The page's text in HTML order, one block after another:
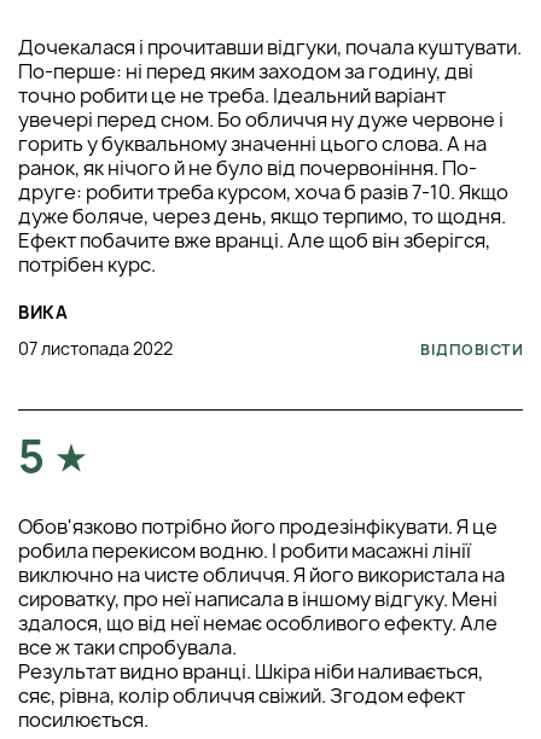
Дочекалася і прочитавши відгуки, почала куштувати.
По-перше: ні перед яким заходом за годину, дві
точно робити це не треба. Ідеальний варіант
увечері перед сном. Бо обличчя ну дуже червоне і
горить у буквальному значенні цього слова. А на
ранок, як нічого й не було від почервоніння. По-
друге: робити треба курсом, хоча б разів 7-10. Якщо
дуже боляче, через день, якщо терпимо, то щодня.
Ефект побачите вже вранці. Але щоб він зберігся,
потрібен курс.
ВИКА
07 листопада 2022
ВІДПОВІСТИ
5
Обов'язково потрібно його продезінфікувати. Я це
робила перекисом водню. І робити масажні лінії
виключно на чисте обличчя. Я його використала на
сироватку, про неї написала в іншому відгуку. Мені
здалося, що від неї немає особливого ефекту. Але
все ж таки спробувала.
Результат видно вранці. Шкіра ніби наливається,
сяє, рівна, колір обличчя свіжий. Згодом ефект
посилюється.